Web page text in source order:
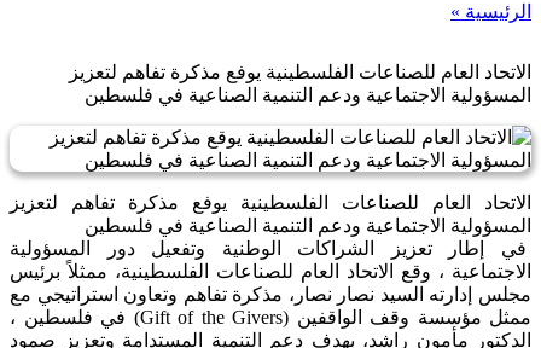
الرئيسية »
الاتحاد العام للصناعات الفلسطينية يوفع مذكرة تفاهم لتعزيز
المسؤولية الاجتماعية ودعم التنمية الصناعية في فلسطين
الاتحاد العام للصناعات الفلسطينية يوفع مذكرة تفاهم لتعزيز
المسؤولية الاجتماعية ودعم التنمية الصناعية في فلسطين
في إطار تعزيز الشراكات الوطنية وتفعيل دور المسؤولية
الاجتماعية ، وقع الاتحاد العام للصناعات الفلسطينية، ممثلاً برئيس
مجلس إدارته السيد نصار نصار، مذكرة تفاهم وتعاون استراتيجي مع
ممثل مؤسسة وقف الواقفين (Gift of the Givers) في فلسطين ،
الدكتور مأمون راشد، بهدف دعم التنمية المستدامة وتعزيز صمود